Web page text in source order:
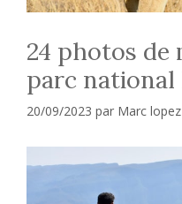
24 photos de
parc national
20/09/2023 par Marc lopez